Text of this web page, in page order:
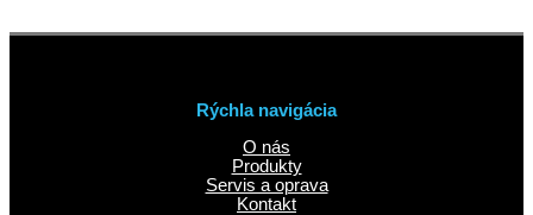
Rýchla navigácia
O nás
Produkty
Servis a oprava
Kontakt